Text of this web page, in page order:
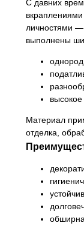
С давних
личностями
выполнены
высокое
Материал
отделка,